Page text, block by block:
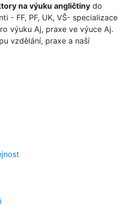
na výuku angličtiny do
- FF, PF, UK, VŠ- specializace
výuku Aj, praxe ve výuce Aj.
vzdělání, praxe a naší